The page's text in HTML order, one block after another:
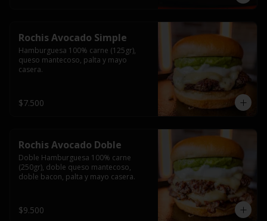
Rochis Avocado Simple
Hamburguesa 100% carne (125gr),
queso mantecoso, palta y mayo
casera.
$7.500
Rochis Avocado Doble
Doble Hamburguesa 100% carne
(250gr), doble queso mantecoso,
doble bacon, palta y mayo casera.
$9.500